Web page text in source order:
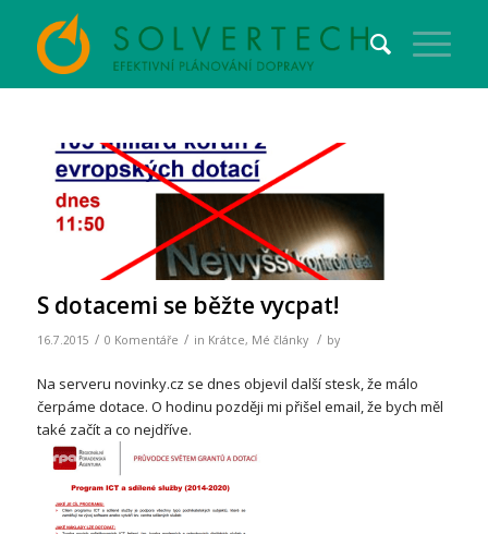
S dotacemi se běžte vycpat!
16.7.2015 / 0 Komentáře / in Krátce, Mé články / by
Na serveru novinky.cz se dnes objevil další stesk, že málo
čerpáme dotace. O hodinu později mi přišel email, že bych měl
také začít a co nejdříve.